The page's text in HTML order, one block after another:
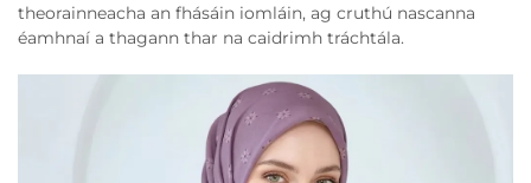
theorainneacha an fhásáin iomláin, ag cruthú nascanna
éamhnaí a thagann thar na caidrimh tráchtála.